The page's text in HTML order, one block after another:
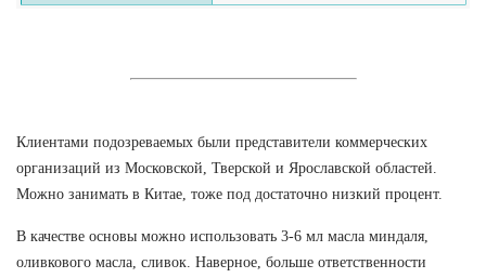
Клиентами подозреваемых были представители коммерческих
организаций из Московской, Тверской и Ярославской областей.
Можно занимать в Китае, тоже под достаточно низкий процент.
В качестве основы можно использовать 3-6 мл масла миндаля,
оливкового масла, сливок. Наверное, больше ответственности